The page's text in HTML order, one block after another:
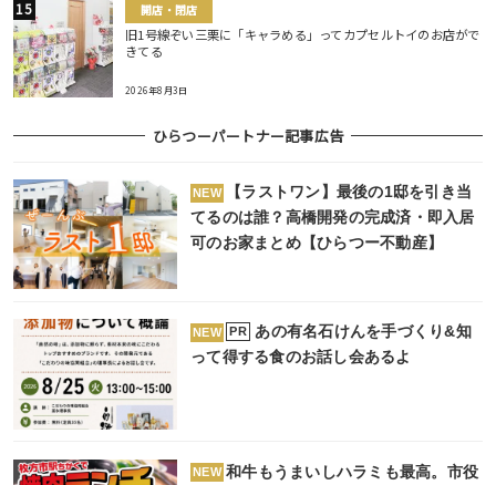
開店・閉店
旧1号線ぞい三栗に「キャラめる」ってカプセルトイのお店がで
きてる
2026年8月3日
ひらつーパートナー記事広告
NEW
【ラストワン】最後の1邸を引き当
てるのは誰？高橋開発の完成済・即入居
可のお家まとめ【ひらつー不動産】
NEW PR
あの有名石けんを手づくり&知
って得する食のお話し会あるよ
NEW 和牛もうまいしハラミも最高。市役